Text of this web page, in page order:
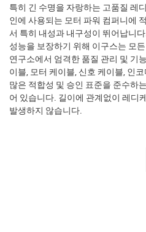
특히 긴 수명을 자랑하는 고품질 레
인에 사용되는 모터 파워 컴퍼니에
서 특히 내성과 내구성이 뛰어납니
성능을 보장하기 위해 이구스는 모
연구소에서 엄격한 품질 관리 및 기
이블, 모터 케이블, 신호 케이블, 인
많은 적합성 및 승인 표준을 준수하
어 있습니다. 길이에 관계없이 레디
발생하지 않습니다.